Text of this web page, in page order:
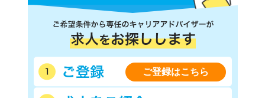
ご登録はこちら